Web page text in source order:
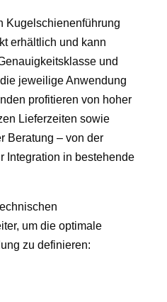
Kugelschienenführung
erhältlich und kann
und
jeweilige Anwendung
profitieren von hoher
Lieferzeiten sowie
Beratung – von der
Integration in bestehende
um die optimale
zu definieren: